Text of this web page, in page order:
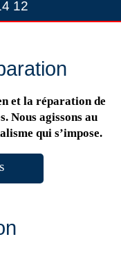
12
et la réparation de
Nous agissons au
qui s’impose.